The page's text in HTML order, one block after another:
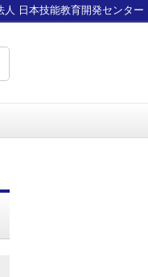
日本技能教育開発センター